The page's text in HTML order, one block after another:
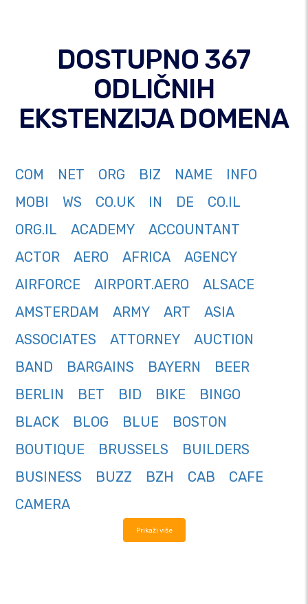
DOSTUPNO 367
ODLIČNIH
EKSTENZIJA DOMENA
COM NET ORG BIZ NAME
INFO
MOBI
WS CO.UK IN DE
CO.IL
ORG.IL
ACADEMY
ACCOUNTANT
ACTOR
AERO AFRICA
AGENCY
AIRFORCE
AIRPORT.AERO
ALSACE
AMSTERDAM
ARMY ART
ASIA
ASSOCIATES
ATTORNEY
AUCTION
BAND
BARGAINS BAYERN
BEER
BERLIN
BET BID BIKE
BINGO
BLACK
BLOG BLUE
BOSTON
BOUTIQUE
BRUSSELS
BUILDERS
BUSINESS
BUZZ BZH CAB
CAFE
CAMERA
Prikaži više